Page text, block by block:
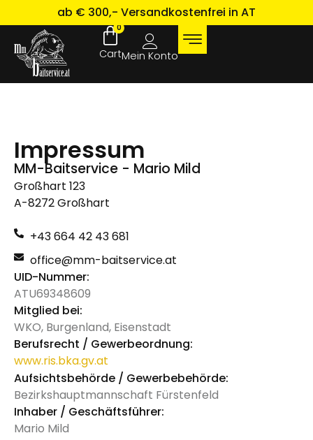
ab € 300,- Versandkostenfrei in AT
0
Mein Konto
Impressum
MM-Baitservice - Mario Mild
Großhart 123
A-8272 Großhart
+43 664 42 43 681
office@mm-baitservice.at
UID-Nummer:
ATU69348609
Mitglied bei:
WKO, Burgenland, Eisenstadt
Berufsrecht / Gewerbeordnung:
www.ris.bka.gv.at
Aufsichtsbehörde / Gewerbebehörde:
Bezirkshauptmannschaft Fürstenfeld
Inhaber / Geschäftsführer:
Mario Mild